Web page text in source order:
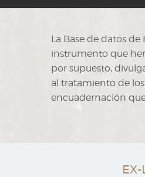
La Base de datos
instrumento que
por supuesto,
al tratamiento de
encuadernación
EX-